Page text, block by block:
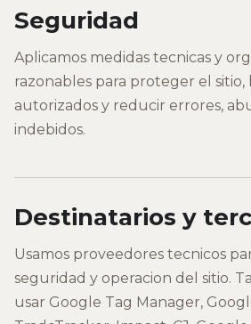
Seguridad
Aplicamos medidas tecnicas y
razonables para proteger el sitio,
autorizados y reducir errores,
indebidos.
Destinatarios y
Usamos proveedores tecnicos
seguridad y operacion del sitio.
usar Google Tag Manager,